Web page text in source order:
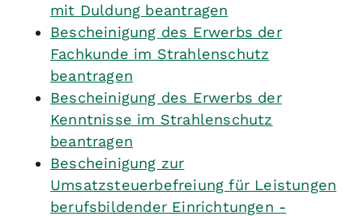
mit Duldung beantragen
Bescheinigung des Erwerbs der
Fachkunde im Strahlenschutz
beantragen
Bescheinigung des Erwerbs der
Kenntnisse im Strahlenschutz
beantragen
Bescheinigung zur
Umsatzsteuerbefreiung für Leistungen
berufsbildender Einrichtungen -